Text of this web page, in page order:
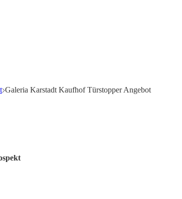
Galeria Karstadt Kaufhof Türstopper Angebot